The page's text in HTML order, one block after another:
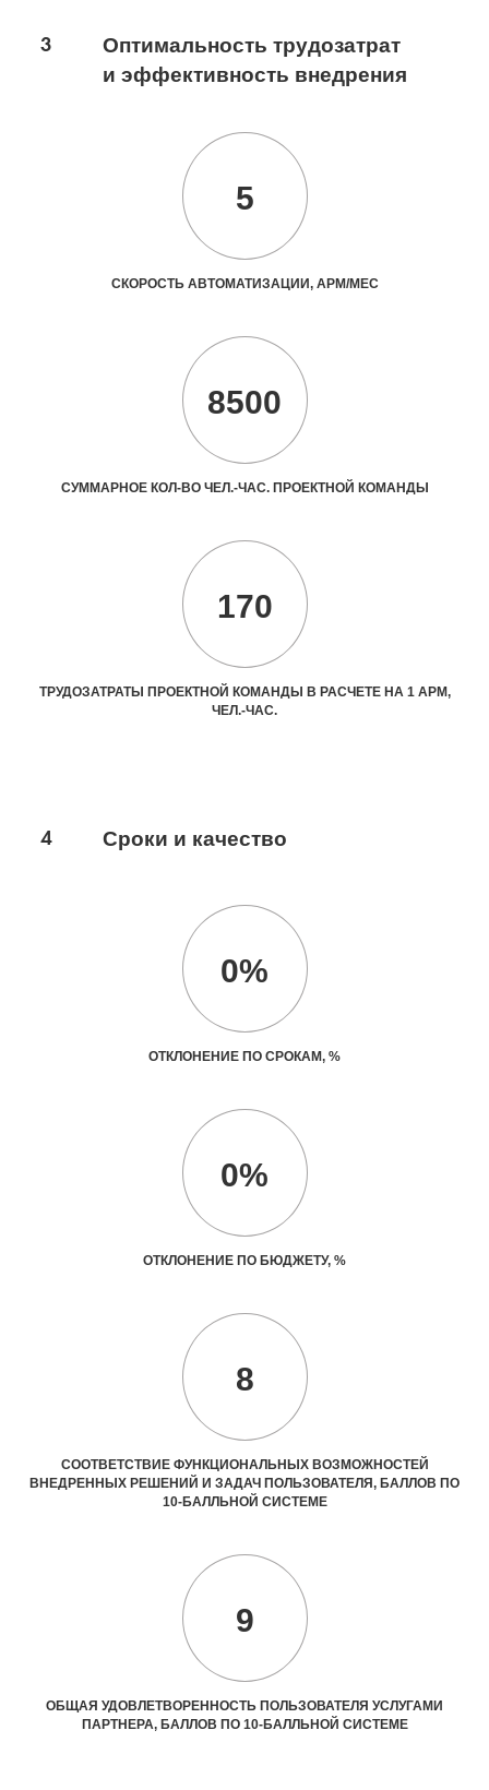
3
Оптимальность трудозатрат
и эффективность внедрения
5
СКОРОСТЬ АВТОМАТИЗАЦИИ, АРМ/МЕС
8500
СУММАРНОЕ КОЛ-ВО ЧЕЛ.-ЧАС. ПРОЕКТНОЙ КОМАНДЫ
170
ТРУДОЗАТРАТЫ ПРОЕКТНОЙ КОМАНДЫ В РАСЧЕТЕ НА 1 АРМ,
ЧЕЛ.-ЧАС.
4 Сроки и качество
0%
ОТКЛОНЕНИЕ ПО СРОКАМ, %
0%
ОТКЛОНЕНИЕ ПО БЮДЖЕТУ, %
8
СООТВЕТСТВИЕ ФУНКЦИОНАЛЬНЫХ ВОЗМОЖНОСТЕЙ
ВНЕДРЕННЫХ РЕШЕНИЙ И ЗАДАЧ ПОЛЬЗОВАТЕЛЯ, БАЛЛОВ ПО
10-БАЛЛЬНОЙ СИСТЕМЕ
9
ОБЩАЯ УДОВЛЕТВОРЕННОСТЬ ПОЛЬЗОВАТЕЛЯ УСЛУГАМИ
ПАРТНЕРА, БАЛЛОВ ПО 10-БАЛЛЬНОЙ СИСТЕМЕ